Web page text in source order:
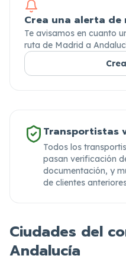
Crea una alerta de
Te avisamos en cuanto
ruta de Madrid a
Transportistas
Todos los
pasan verificación
documentación, y
de clientes
Ciudades del
Andalucía